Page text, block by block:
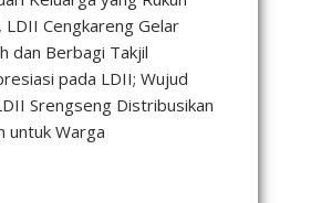
LDII Cengkareng Gelar
dan Berbagi Takjil
pada LDII; Wujud
Srengseng Distribusikan
untuk Warga